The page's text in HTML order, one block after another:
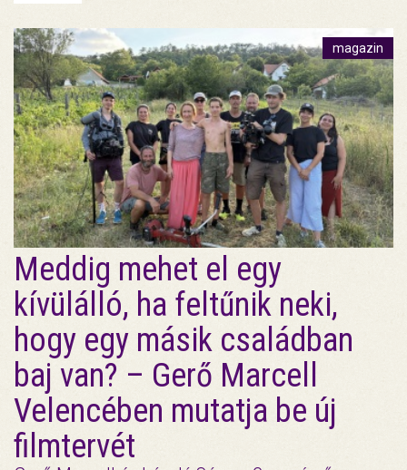
magazin
Meddig mehet el egy
kívülálló, ha feltűnik neki,
hogy egy másik családban
baj van? – Gerő Marcell
Velencében mutatja be új
filmtervét